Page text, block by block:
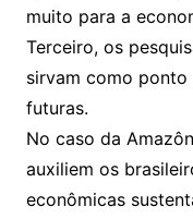
muito para a
Terceiro, os
sirvam como
futuras.
No caso da
auxiliem os
econômicas